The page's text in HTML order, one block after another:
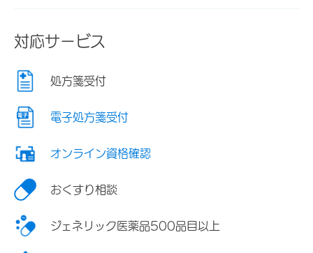
対応サービス
処方箋受付
電子処方箋受付
オンライン資格確認
おくすり相談
ジェネリック医薬品500品目以上